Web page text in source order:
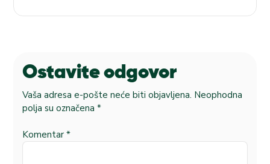
Ostavite odgovor
Vaša adresa e-pošte neće biti objavljena. Neophodna
polja su označena *
Komentar *